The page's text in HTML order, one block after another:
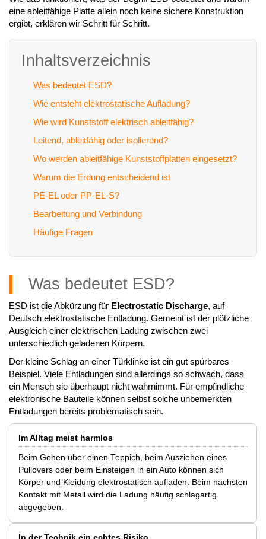
eine ableitfähige Platte allein noch keine sichere Konstruktion
ergibt, erklären wir Schritt für Schritt.
Inhaltsverzeichnis
Was bedeutet ESD?
Wie entsteht elektrostatische Aufladung?
Wie wird Kunststoff elektrisch ableitfähig?
Leitend, ableitfähig oder isolierend?
Wo werden ableitfähige Kunststoffplatten eingesetzt?
Warum die Erdung entscheidend ist
PE-EL oder PP-EL-S?
Bearbeitung und Verbindung
Häufige Fragen
Was bedeutet ESD?
ESD ist die Abkürzung für Electrostatic Discharge, auf
Deutsch elektrostatische Entladung. Gemeint ist der plötzliche
Ausgleich einer elektrischen Ladung zwischen zwei
unterschiedlich geladenen Körpern.
Der kleine Schlag an einer Türklinke ist ein gut spürbares
Beispiel. Viele Entladungen sind allerdings so schwach, dass
ein Mensch sie überhaupt nicht wahrnimmt. Für empfindliche
elektronische Bauteile können selbst solche unbemerkten
Entladungen bereits problematisch sein.
Im Alltag meist harmlos
Beim Gehen über einen Teppich, beim Ausziehen eines
Pullovers oder beim Einsteigen in ein Auto können sich
Körper und Kleidung elektrostatisch aufladen. Beim nächsten
Kontakt mit Metall wird die Ladung häufig schlagartig
abgegeben.
In der Technik ein echtes Risiko